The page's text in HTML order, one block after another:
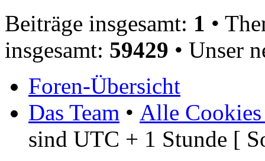
Beiträge insgesamt: 1 •
insgesamt: 59429 • Unser
Foren-Übersicht
Das Team • Alle Cookies
sind UTC + 1 Stunde [